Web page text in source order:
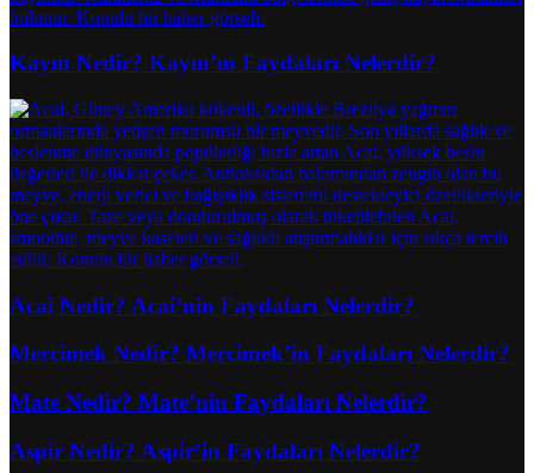
Kayın Nedir? Kayın’ın Faydaları Nelerdir?
Acai Nedir? Acai’nin Faydaları Nelerdir?
Mercimek Nedir? Mercimek’in Faydaları Nelerdir?
Mate Nedir? Mate’nin Faydaları Nelerdir?
Aspir Nedir? Aspir’in Faydaları Nelerdir?